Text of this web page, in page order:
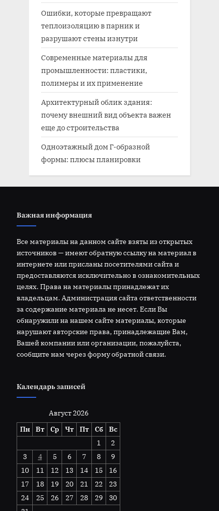
Ошибки, которые превращают
теплоизоляцию в парник и
разрушают стены изнутри
Современные материалы для
промышленности: пластики,
полимеры и их применение
Архитектурный облик здания:
почему внешний вид объекта важен
еще до строительства
Одноэтажный дом Г-образной
формы: плюсы планировки
Важная информация
Все материалы на данном сайте взяты из открытых
источников — имеют обратную ссылку на материал в
интернете или присланы посетителями сайта и
предоставляются исключительно в ознакомительных
целях. Права на материалы принадлежат их
владельцам. Администрация сайта ответственности
за содержание материала не несет. Если Вы
обнаружили на нашем сайте материалы, которые
нарушают авторские права, принадлежащие Вам,
Вашей компании или организации, пожалуйста,
сообщите нам через форму обратной связи.
Календарь записей
Август 2026
Пн
Вт Ср Чт Пт Сб
Вс
1
2
3
4 5 6 7 8
9
10
11 12 13 14 15
16
17
18 19 20 21 22
23
24
25 26 27 28 29
30